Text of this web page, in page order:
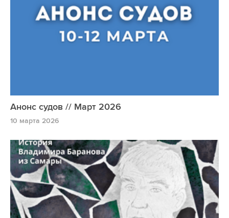
Анонс судов // Март 2026
10 марта 2026